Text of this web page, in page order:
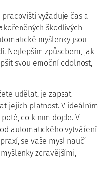
vyžaduje čas a
škodlivých
myšlenky jsou
Nejlepším způsobem, jak
svou emoční odolnost,
udělat, je zapsat
jejich platnost. V ideálním
co k nim dojde. V
automatického vytváření
se vaše mysl naučí
zdravějšími,